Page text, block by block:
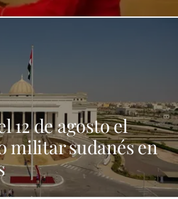
12 de agosto el
militar sudanés en